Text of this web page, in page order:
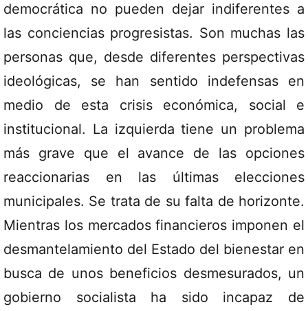
democrática no pueden dejar indiferentes a
las conciencias progresistas. Son muchas las
personas que, desde diferentes perspectivas
ideológicas, se han sentido indefensas en
medio de esta crisis económica, social e
institucional. La izquierda tiene un problema
más grave que el avance de las opciones
reaccionarias en las últimas elecciones
municipales. Se trata de su falta de horizonte.
Mientras los mercados financieros imponen el
desmantelamiento del Estado del bienestar en
busca de unos beneficios desmesurados, un
gobierno socialista ha sido incapaz de